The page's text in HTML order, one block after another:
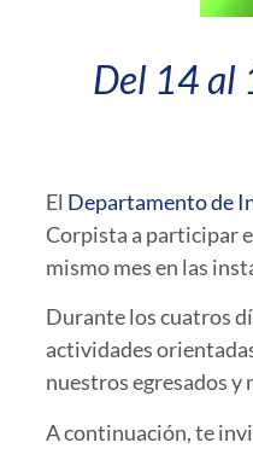
Del 14 al
El Departamento de
Corpista a participar
mismo mes en las
Durante los cuatros
actividades
nuestros egresados y
A continuación, te